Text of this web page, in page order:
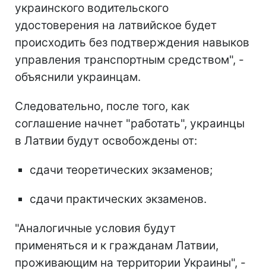
украинского водительского
удостоверения на латвийское будет
происходить без подтверждения навыков
управления транспортным средством", -
объяснили украинцам.
Следовательно, после того, как
соглашение начнет "работать", украинцы
в Латвии будут освобождены от:
сдачи теоретических экзаменов;
сдачи практических экзаменов.
"Аналогичные условия будут
применяться и к гражданам Латвии,
проживающим на территории Украины", -